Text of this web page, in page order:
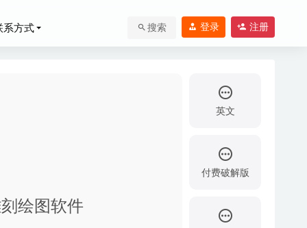
方式 搜索 登录 注册
绘图软件
英文
付费破解版